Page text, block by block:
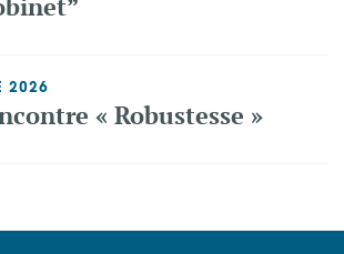
2026
« Robustesse »